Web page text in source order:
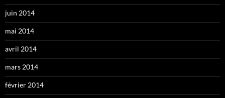
juin 2014
mai 2014
avril 2014
mars 2014
février 2014